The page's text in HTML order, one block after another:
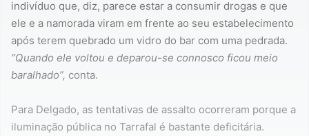
indivíduo que, diz, parece estar a consumir drogas e que
ele e a namorada viram em frente ao seu estabelecimento
após terem quebrado um vidro do bar com uma pedrada.
“Quando ele voltou e deparou-se connosco ficou meio
baralhado”, conta.
Para Delgado, as tentativas de assalto ocorreram porque a
iluminação pública no Tarrafal é bastante deficitária.